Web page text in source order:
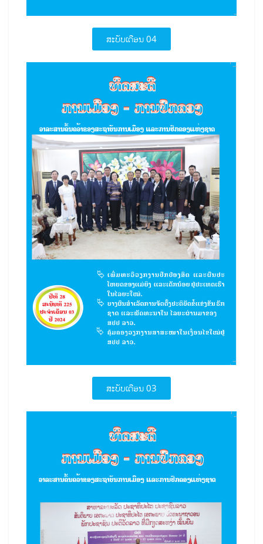
ສະບັບເດືອນ 04
ສະບັບເດືອນ 03